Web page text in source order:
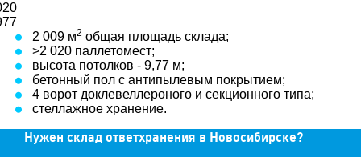
2 009 м2 общая площадь склада;
>2 020 паллетомест;
высота потолков - 9,77 м;
бетонный пол с антипылевым покрытием;
4 ворот доклевеллероного и секционного типа;
стеллажное хранение.
Нужен склад ответхранения в Новосибирске?